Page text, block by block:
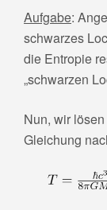
Aufgabe:
schwarzes
die Entropie
„schwarzen
Nun, wir
Gleichung